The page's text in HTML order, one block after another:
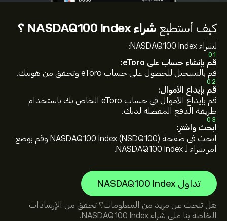
كيف أستطيع شراء NASDAQ100 Index ؟
لشراء NASDAQ100 Index:
01
قم بإنشاء حساب على eToro:
قم بالتسجيل للحصول على حساب eToro وتحقق من هويتك.
02
قم بإيداع الأموال:
قم بإيداع الأموال في حساب eToro الخاص بك باستخدام
طريقة الدفع المفضلة لديك.
03
ابحث واشترِ:
ابحث في صفحة NASDAQ100 Index (NSDQ100) وقم بوضع
أمر شراء لـ NASDAQ100 Index.
تداول NASDAQ100 Index
هل تبحث عن مزيد من المعلومات؟ تحقق من الإرشادات
الخاصة بنا على شراء NASDAQ100 Index .